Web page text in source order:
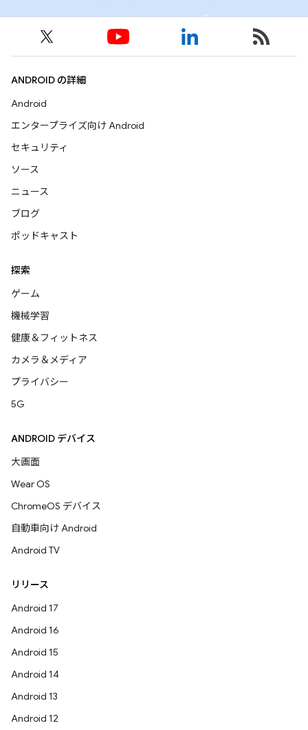
ANDROID の詳細
Android
エンタープライズ向け Android
セキュリティ
ソース
ニュース
ブログ
ポッドキャスト
探索
ゲーム
機械学習
健康＆フィットネス
カメラ＆メディア
プライバシー
5G
ANDROID デバイス
大画面
Wear OS
ChromeOS デバイス
自動車向け Android
Android TV
リリース
Android 17
Android 16
Android 15
Android 14
Android 13
Android 12